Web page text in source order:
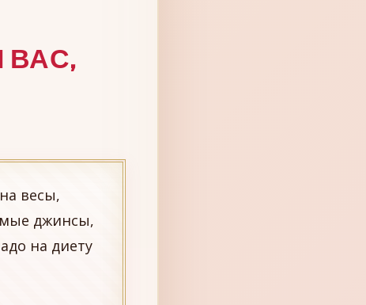
ВАС,
весы,
джинсы,
на диету